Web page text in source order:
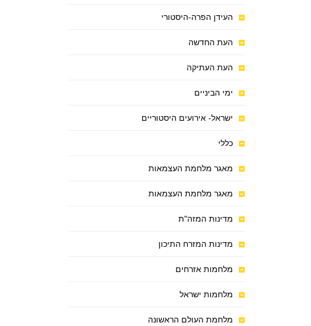
העידן הפרה-היסטורי
העת החדשה
העת העתיקה
ימי הביניים
ישראל- אירועים היסטוריים
כללי
מאגר מלחמת העצמאות
מאגר מלחמת העצמאות
מדינות המזה"ת
מדינות המזרח התיכון
מלחמות אזרחים
מלחמות ישראל
מלחמת העולם הראשונה